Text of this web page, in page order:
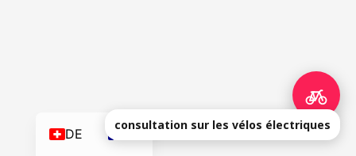
consultation sur les vélos électriques
DE FR